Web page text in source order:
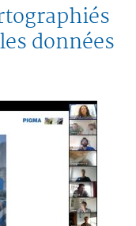
données